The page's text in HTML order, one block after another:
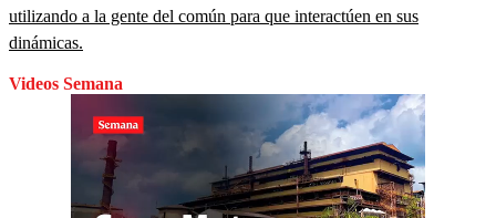
utilizando a la gente del común para que interactúen en sus
dinámicas.
Videos Semana